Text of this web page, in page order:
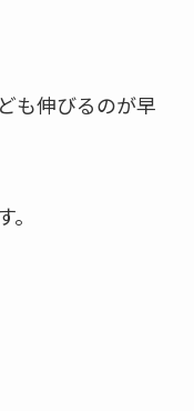
も伸びるのが早